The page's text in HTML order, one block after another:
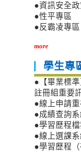
●資訊安全政
●性平專區
●反霸凌專區
more
學生專
●【畢業標準
註冊組重要
●線上申請
●成績查詢系
●學習歷程
●線上選課系
●學習歷程（